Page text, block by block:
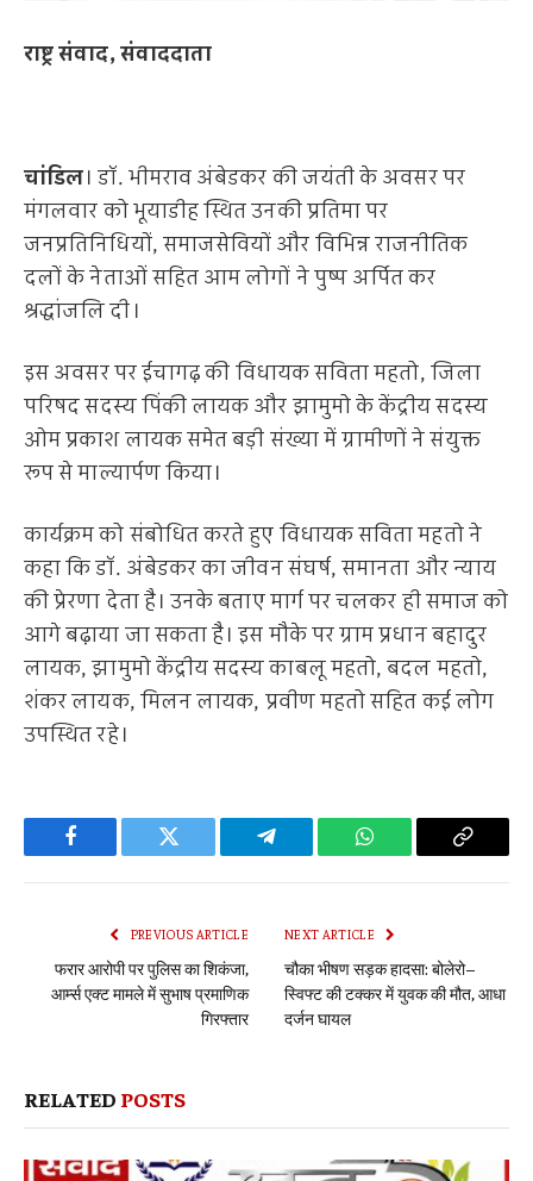
राष्ट्र संवाद, संवाददाता
चांडिल। डॉ. भीमराव अंबेडकर की जयंती के अवसर पर
मंगलवार को भूयाडीह स्थित उनकी प्रतिमा पर
जनप्रतिनिधियों, समाजसेवियों और विभिन्न राजनीतिक
दलों के नेताओं सहित आम लोगों ने पुष्प अर्पित कर
श्रद्धांजलि दी।
इस अवसर पर ईचागढ़ की विधायक सविता महतो, जिला
परिषद सदस्य पिंकी लायक और झामुमो के केंद्रीय सदस्य
ओम प्रकाश लायक समेत बड़ी संख्या में ग्रामीणों ने संयुक्त
रूप से माल्यार्पण किया।
कार्यक्रम को संबोधित करते हुए विधायक सविता महतो ने
कहा कि डॉ. अंबेडकर का जीवन संघर्ष, समानता और न्याय
की प्रेरणा देता है। उनके बताए मार्ग पर चलकर ही समाज को
आगे बढ़ाया जा सकता है। इस मौके पर ग्राम प्रधान बहादुर
लायक, झामुमो केंद्रीय सदस्य काबलू महतो, बदल महतो,
शंकर लायक, मिलन लायक, प्रवीण महतो सहित कई लोग
उपस्थित रहे।
Facebook Twitter Telegram WhatsApp Copy
PREVIOUS ARTICLE
फरार आरोपी पर पुलिस का शिकंजा,
आर्म्स एक्ट मामले में सुभाष प्रमाणिक
गिरफ्तार
NEXT ARTICLE
चौका भीषण सड़क हादसा: बोलेरो–
स्विफ्ट की टक्कर में युवक की मौत, आधा
दर्जन घायल
RELATED POSTS